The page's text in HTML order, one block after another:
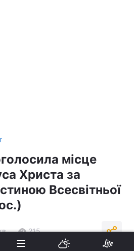
місце
Христа за
Всесвітньої
215